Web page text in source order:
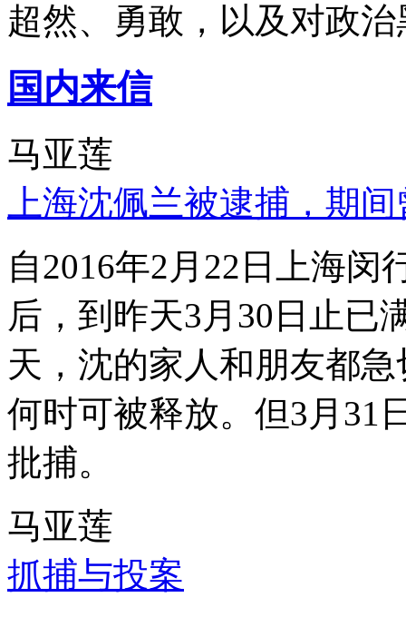
超然、勇敢，以及对政
国内来信
马亚莲
上海沈佩兰被逮捕，期
自2016年2月22日上海
后，到昨天3月30日止已
天，沈的家人和朋友都
何时可被释放。但3月31
批捕。
马亚莲
抓捕与投案